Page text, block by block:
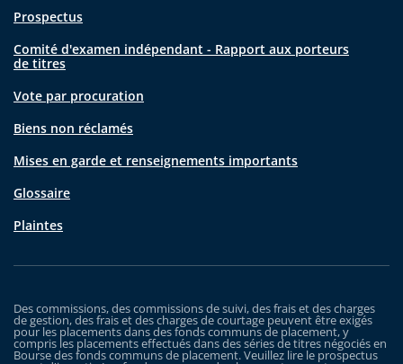
Prospectus
Comité d'examen indépendant - Rapport aux porteurs
de titres
Vote par procuration
Biens non réclamés
Mises en garde et renseignements importants
Glossaire
Plaintes
Des commissions, des commissions de suivi, des frais et des charges
de gestion, des frais et des charges de courtage peuvent être exigés
pour les placements dans des fonds communs de placement, y
compris les placements effectués dans des séries de titres négociés en
Bourse des fonds communs de placement. Veuillez lire le prospectus